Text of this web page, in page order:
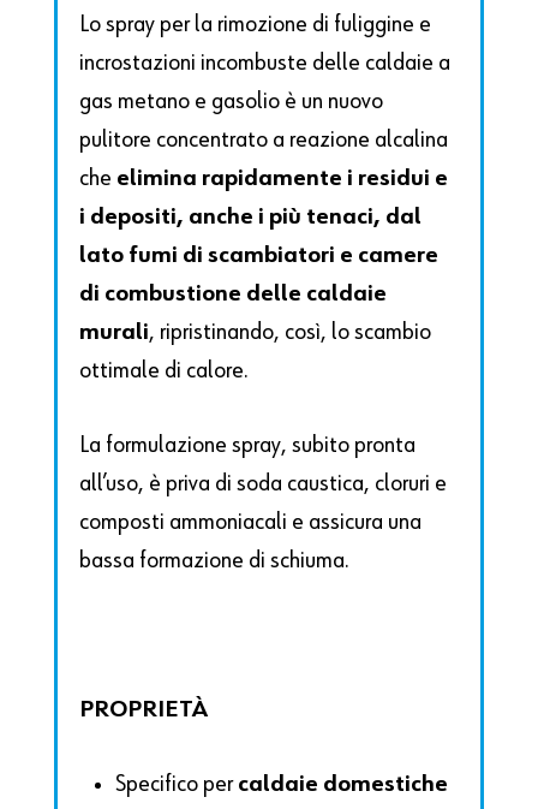
Lo spray per la rimozione di fuliggine e
incrostazioni incombuste delle caldaie a
gas metano e gasolio è un nuovo
pulitore concentrato a reazione alcalina
che elimina rapidamente i residui e
i depositi, anche i più tenaci, dal
lato fumi di scambiatori e camere
di combustione delle caldaie
murali, ripristinando, così, lo scambio
ottimale di calore.
La formulazione spray, subito pronta
all’uso, è priva di soda caustica, cloruri e
composti ammoniacali e assicura una
bassa formazione di schiuma.
PROPRIETÀ
Specifico per caldaie domestiche